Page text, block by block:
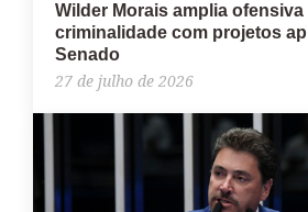
Wilder Morais amplia
criminalidade com projetos
Senado
27 de julho de 2026